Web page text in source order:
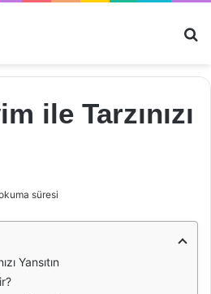
ile Tarzınızı
süresi
Yansıtın